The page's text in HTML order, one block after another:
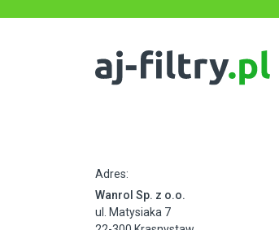
Adres:
Wanrol Sp. z o.o.
ul. Matysiaka 7